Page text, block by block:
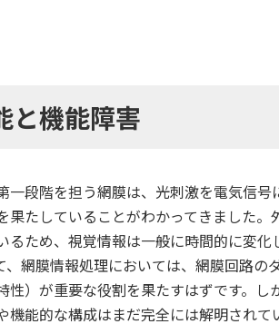
と機能障害
一段階を担う網膜は、光刺激を電気信号
果たしていることがわかってきました。
るため、視覚情報は一般に時間的に変化
、網膜情報処理においては、網膜回路の
性）が重要な役割を果たすはずです。し
機能的な構成はまだ完全には解明されて